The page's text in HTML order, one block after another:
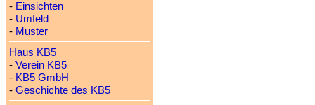
- Einsichten
- Umfeld
- Muster
Haus KB5
- Verein KB5
- KB5 GmbH
- Geschichte des KB5